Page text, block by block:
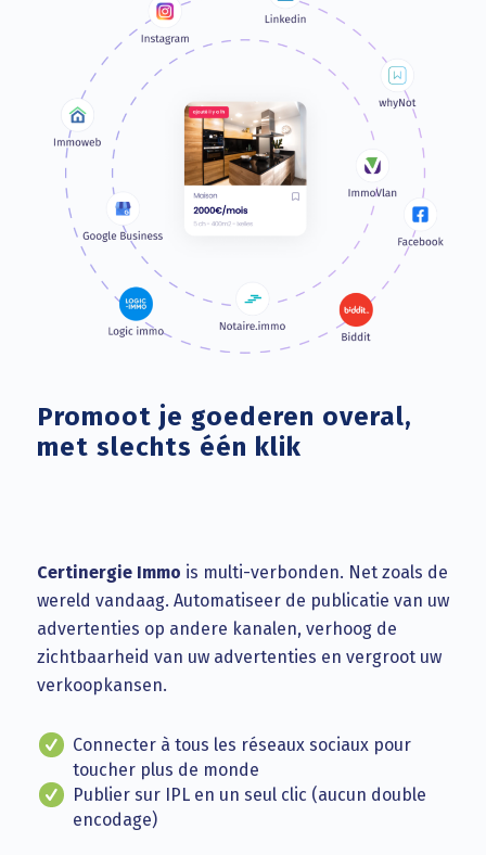
Promoot je goederen overal,
met slechts één klik
Certinergie Immo is multi-verbonden. Net zoals de
wereld vandaag. Automatiseer de publicatie van uw
advertenties op andere kanalen, verhoog de
zichtbaarheid van uw advertenties en vergroot uw
verkoopkansen.
Connecter à tous les réseaux sociaux pour
toucher plus de monde
Publier sur IPL en un seul clic (aucun double
encodage)